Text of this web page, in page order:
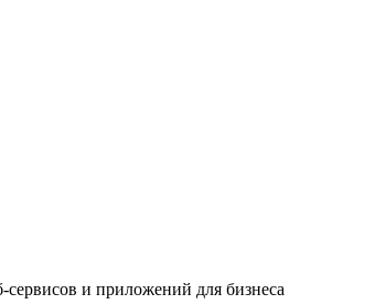
сервисов и приложений для бизнеса